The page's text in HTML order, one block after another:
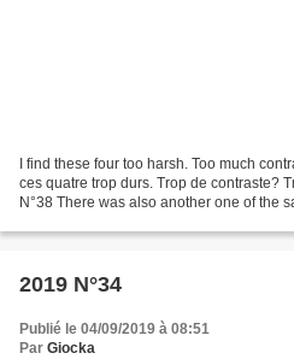
I find these four too harsh. Too much
ces quatre trop durs. Trop de contraste?
N°38 There was also another one of the
2019 N°34
Publié le 04/09/2019 à 08:51
Par Giocka